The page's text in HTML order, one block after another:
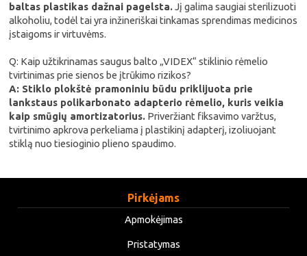
baltas plastikas dažnai pagelsta.Jį galima saugiai sterilizuoti
alkoholiu, todėl tai yra inžineriškai tinkamas sprendimas medicinos
įstaigoms ir virtuvėms.
Q: Kaip užtikrinamas saugus balto „VIDEX“ stiklinio rėmelio
tvirtinimas prie sienos be įtrūkimo rizikos?
A: Stiklo plokštė pramoniniu būdu priklijuota prie
lankstaus polikarbonato adapterio rėmelio, kuris veikia
kaip smūgių amortizatorius. Priveržiant fiksavimo varžtus,
tvirtinimo apkrova perkeliama į plastikinį adapterį, izoliuojant
stiklą nuo tiesioginio plieno spaudimo.
Pirkėjams
Apmokėjimas
Pristatymas